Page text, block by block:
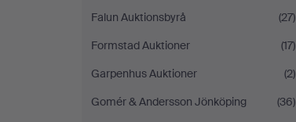
Falun Auktionsbyrå
(27)
Formstad Auktioner
(17)
Garpenhus Auktioner
(2)
Gomér & Andersson Jönköping
(36)